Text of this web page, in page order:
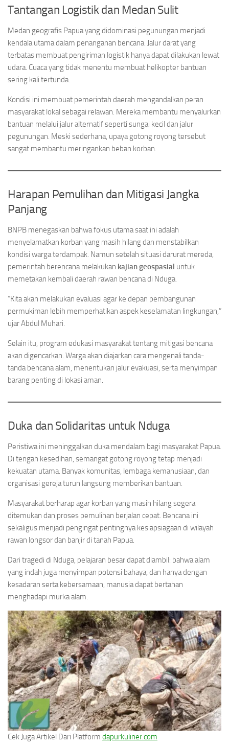
Tantangan Logistik dan Medan Sulit
Medan geografis Papua yang didominasi pegunungan menjadi
kendala utama dalam penanganan bencana. Jalur darat yang
terbatas membuat pengiriman logistik hanya dapat dilakukan lewat
udara. Cuaca yang tidak menentu membuat helikopter bantuan
sering kali tertunda.
Kondisi ini membuat pemerintah daerah mengandalkan peran
masyarakat lokal sebagai relawan. Mereka membantu menyalurkan
bantuan melalui jalur alternatif seperti sungai kecil dan jalur
pegunungan. Meski sederhana, upaya gotong royong tersebut
sangat membantu meringankan beban korban.
Harapan Pemulihan dan Mitigasi Jangka
Panjang
BNPB menegaskan bahwa fokus utama saat ini adalah
menyelamatkan korban yang masih hilang dan menstabilkan
kondisi warga terdampak. Namun setelah situasi darurat mereda,
pemerintah berencana melakukan kajian geospasial untuk
memetakan kembali daerah rawan bencana di Nduga.
“Kita akan melakukan evaluasi agar ke depan pembangunan
permukiman lebih memperhatikan aspek keselamatan lingkungan,”
ujar Abdul Muhari.
Selain itu, program edukasi masyarakat tentang mitigasi bencana
akan digencarkan. Warga akan diajarkan cara mengenali tanda-
tanda bencana alam, menentukan jalur evakuasi, serta menyimpan
barang penting di lokasi aman.
Duka dan Solidaritas untuk Nduga
Peristiwa ini meninggalkan duka mendalam bagi masyarakat Papua.
Di tengah kesedihan, semangat gotong royong tetap menjadi
kekuatan utama. Banyak komunitas, lembaga kemanusiaan, dan
organisasi gereja turun langsung memberikan bantuan.
Masyarakat berharap agar korban yang masih hilang segera
ditemukan dan proses pemulihan berjalan cepat. Bencana ini
sekaligus menjadi pengingat pentingnya kesiapsiagaan di wilayah
rawan longsor dan banjir di tanah Papua.
Dari tragedi di Nduga, pelajaran besar dapat diambil: bahwa alam
yang indah juga menyimpan potensi bahaya, dan hanya dengan
kesadaran serta kebersamaan, manusia dapat bertahan
menghadapi murka alam.
Cek Juga Artikel Dari Platform dapurkuliner.com